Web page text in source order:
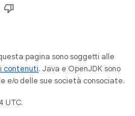
pagina sono soggetti alle
contenuti. Java e OpenJDK sono
e/o delle sue società consociate.
UTC.